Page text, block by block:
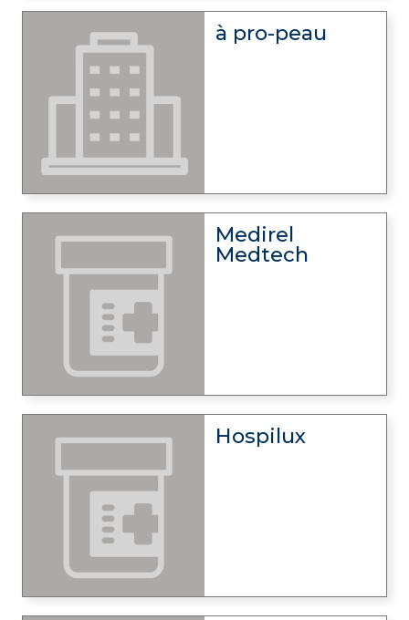
à pro-peau
Medirel
Medtech
Hospilux